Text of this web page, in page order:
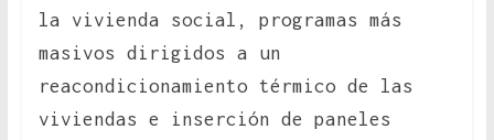
la vivienda social, programas más
masivos dirigidos a un
reacondicionamiento térmico de las
viviendas e inserción de paneles